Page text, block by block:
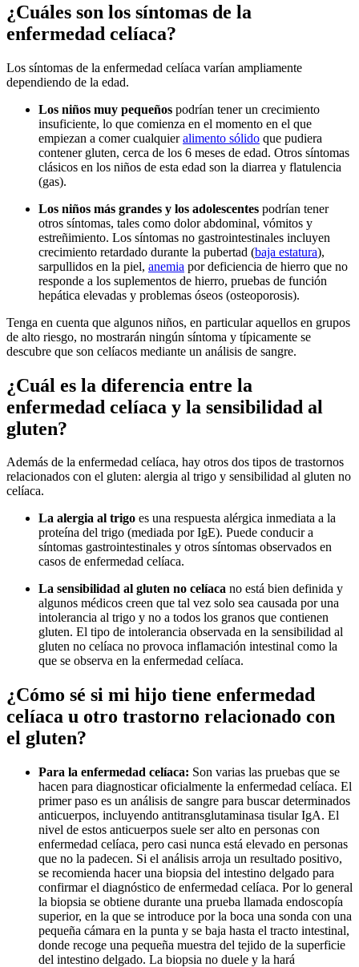
¿Cuáles son los síntomas de la
enfermedad celíaca?
Los síntomas de la enfermedad celíaca varían ampliamente
dependiendo de la edad.
Los niños muy pequeños podrían tener un crecimiento
insuficiente, lo que comienza en el momento en el que
empiezan a comer cualquieralimento sólido que pudiera
contener gluten, cerca de los 6 meses de edad. Otros síntomas
clásicos en los niños de esta edad son la diarrea y flatulencia
(gas).
Los niños más grandes y los adolescentes podrían tener
otros síntomas, tales como dolor abdominal, vómitos y
estreñimiento. Los síntomas no gastrointestinales incluyen
crecimiento retardado durante la pubertad (baja estatura),
sarpullidos en la piel, anemia por deficiencia de hierro que no
responde a los suplementos de hierro, pruebas de función
hepática elevadas y problemas óseos (osteoporosis).
Tenga en cuenta que algunos niños, en particular aquellos en grupos
de alto riesgo, no mostrarán ningún síntoma y típicamente se
descubre que son celíacos mediante un análisis de sangre.
¿Cuál es la diferencia entre la
enfermedad celíaca y la sensibilidad al
gluten?
Además de la enfermedad celíaca, hay otros dos tipos de trastornos
relacionados con el gluten: alergia al trigo y sensibilidad al gluten no
celíaca.
La alergia al trigo es una respuesta alérgica inmediata a la
proteína del trigo (mediada por IgE). Puede conducir a
síntomas gastrointestinales y otros síntomas observados en
casos de enfermedad celíaca.
La sensibilidad al gluten no celíaca no está bien definida y
algunos médicos creen que tal vez solo sea causada por una
intolerancia al trigo y no a todos los granos que contienen
gluten. El tipo de intolerancia observada en la sensibilidad al
gluten no celíaca no provoca inflamación intestinal como la
que se observa en la enfermedad celíaca.
¿Cómo sé si mi hijo tiene enfermedad
celíaca u otro trastorno relacionado con
el gluten?
Para la enfermedad celíaca: Son varias las pruebas que se
hacen para diagnosticar oficialmente la enfermedad celíaca. El
primer paso es un análisis de sangre para buscar determinados
anticuerpos, incluyendo antitransglutaminasa tisular IgA. El
nivel de estos anticuerpos suele ser alto en personas con
enfermedad celíaca, pero casi nunca está elevado en personas
que no la padecen. Si el análisis arroja un resultado positivo,
se recomienda hacer una biopsia del intestino delgado para
confirmar el diagnóstico de enfermedad celíaca. Por lo general
la biopsia se obtiene durante una prueba llamada endoscopía
superior, en la que se introduce por la boca una sonda con una
pequeña cámara en la punta y se baja hasta el tracto intestinal,
donde recoge una pequeña muestra del tejido de la superficie
del intestino delgado. La biopsia no duele y la hará